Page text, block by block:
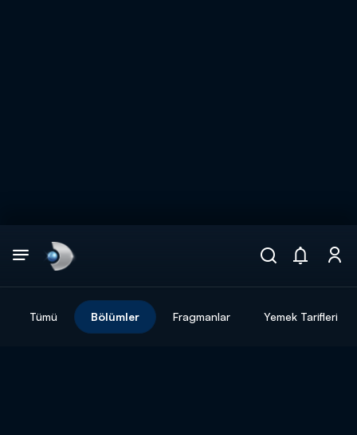
Tümü Bölümler Fragmanlar Yemek Tarifleri